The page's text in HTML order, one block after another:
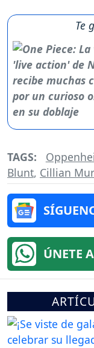
Te
TAGS:
Blunt, Cillian
ÚNETE